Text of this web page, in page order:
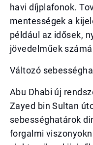
havi díjplafonok.
mentességek a
például az idősek,
jövedelműek
Változó
Abu Dhabi új
Zayed bin Sultan
sebességhatárok
forgalmi